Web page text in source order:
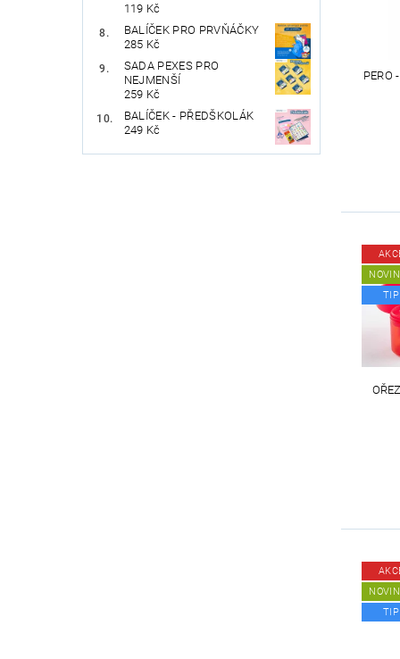
119 Kč
BALÍČEK PRO PRVŇÁČKY
285 Kč
SADA PEXES PRO
NEJMENŠÍ
259 Kč
BALÍČEK - PŘEDŠKOLÁK
249 Kč
PERO
TIP
TIP